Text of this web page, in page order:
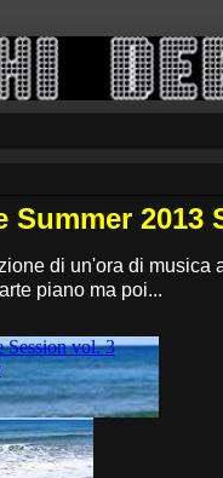
Summer 2013
di un'ora di musica
piano ma poi...